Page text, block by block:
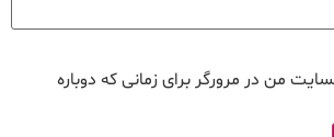
من در مرورگر برای زمانی که دوباره